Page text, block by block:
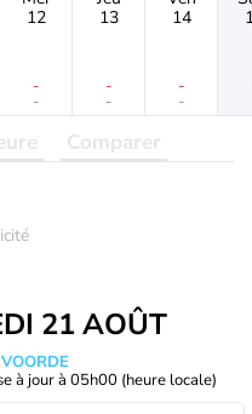
12
-
-
13
-
-
14
-
-
Comparer
21 AOÛT
à jour à 05h00 (heure locale)